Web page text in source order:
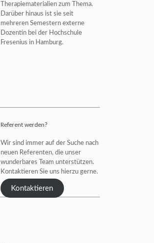
Therapiematerialien zum Thema.
Darüber hinaus ist sie seit
mehreren Semestern externe
Dozentin bei der Hochschule
Fresenius in Hamburg.
Referent werden?
Wir sind immer auf der Suche nach
neuen Referenten, die unser
wunderbares Team unterstützen.
Kontaktieren Sie uns hierzu gerne.
Kontaktieren